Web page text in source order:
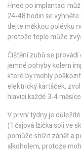
Hned po implantaci
24‑48 hodin se
dejte měkkou polévku
protože teplo může
Čištění zubů se
jemné pohyby kolem
které by mohly
elektrický kartáček,
hlavici každé 3‑4
V první týdny je
(1 čajová lžička soli ve
pomůže snížit zánět a
alkoholem, protože